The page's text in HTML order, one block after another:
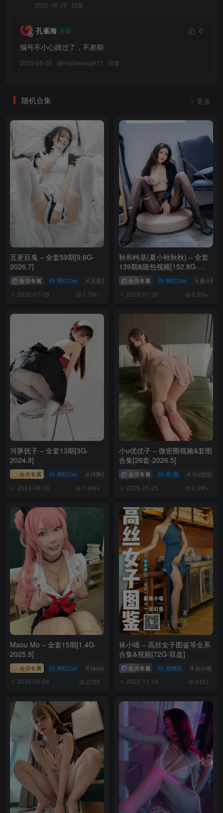
2025-08-25 回复
孔雀海 作者
0
编号不小心跳过了，不差期
2025-08-25 @majiawang911 回复
随机合集 更多
五更百鬼 – 全套59期[9.6G-
2026.7]
会员专属 网红Cos # 五更百鬼
2026-07-08 1.3W+
秋和柯基(夏小秋秋秋) – 全套
139期&随包视频[152.8G-
2026.7]
会员专属 网红Cos # 夏小秋秋
2026-07-30 3.3W+
河豚抚子 – 全套13期[3G-
2024.8]
会员专属 网红Cos # 河豚抚子
2024-08-13 1.4W+
小u优优子 – 微密圈视频&套图
合集[26套-2026.5]
会员专属 密⋅圈 # 小u优优子
2026-05-25 2.3W+
Maou Mo – 全套15期[1.4G-
2025.9]
会员专属 网红Cos # Maou Mo
2025-09-24 2285
袜小喵 – 高丝女子图鉴等全系
合集&视频[72G-双盘]
会员专属 丝模区 # 袜小喵
2022-11-14 9407